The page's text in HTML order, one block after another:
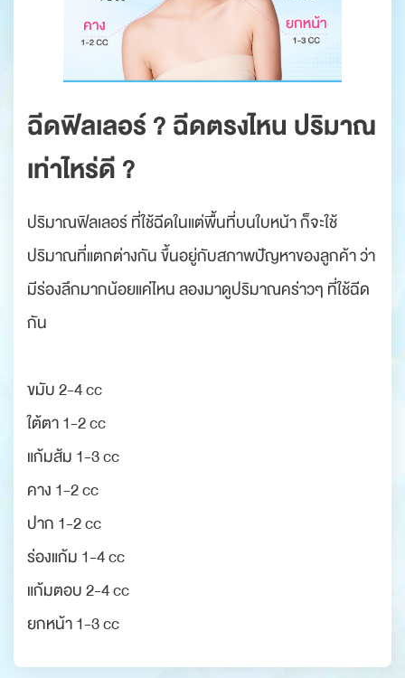
ฉีดฟิลเลอร์ ? ฉีดตรงไหน ปริมาณ
เท่าไหร่ดี ?
ปริมาณฟิลเลอร์ ที่ใช้ฉีดในแต่พื้นที่บนใบหน้า ก็จะใช้
ปริมาณที่แตกต่างกัน ขึ้นอยู่กับสภาพปัญหาของลูกค้า ว่า
มีร่องลึกมากน้อยแค่ไหน ลองมาดูปริมาณคร่าวๆ ที่ใช้ฉีด
กัน
ขมับ 2-4 cc
ใต้ตา 1-2 cc
แก้มส้ม 1-3 cc
คาง 1-2 cc
ปาก 1-2 cc
ร่องแก้ม 1-4 cc
แก้มตอบ 2-4 cc
ยกหน้า 1-3 cc